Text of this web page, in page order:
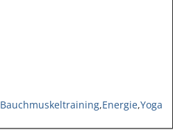
Bauchmuskeltraining,Energie,Yoga